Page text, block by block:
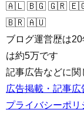
🇦🇱 🇧🇬 🇬🇷
🇧🇷 🇦🇺
ブログ運営歴は
は約5万です
記事広告などに関
広告掲載・記事広
プライバシーポリ